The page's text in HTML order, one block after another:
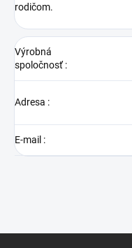
rodičom.
Výrobná
spoločnosť:
Adresa :
E-mail :